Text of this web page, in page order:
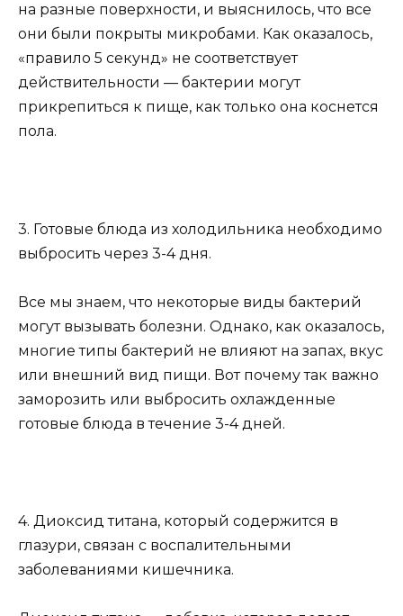
на разные поверхности, и выяснилось, что все
они были покрыты микробами. Как оказалось,
«правило 5 секунд» не соответствует
действительности — бактерии могут
прикрепиться к пище, как только она коснется
пола.
3. Готовые блюда из холодильника необходимо
выбросить через 3-4 дня.
Все мы знаем, что некоторые виды бактерий
могут вызывать болезни. Однако, как оказалось,
многие типы бактерий не влияют на запах, вкус
или внешний вид пищи. Вот почему так важно
заморозить или выбросить охлажденные
готовые блюда в течение 3-4 дней.
4. Диоксид титана, который содержится в
глазури, связан с воспалительными
заболеваниями кишечника.